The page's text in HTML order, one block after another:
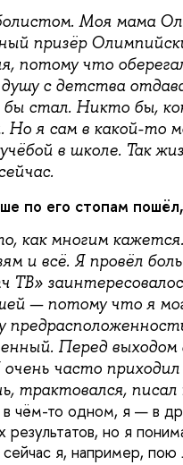
Моя мама
призёр
потому что
с детства
стал. Никто бы,
Но я сам в какой-то
в школе. Так
по его стопам
как многим
и всё. Я провёл
ТВ»
— потому что я
Перед
часто
трактовался,
чём-то одном, я — в
результатов, но я
я, например,